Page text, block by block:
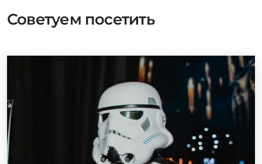
Советуем посетить